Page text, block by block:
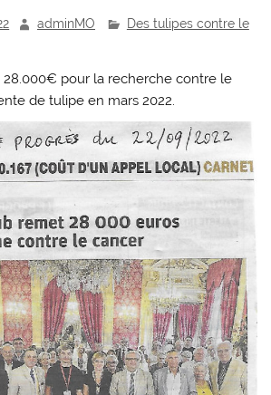
adminMO
Des tulipes contre le
pour la recherche contre le
de tulipe en mars 2022.